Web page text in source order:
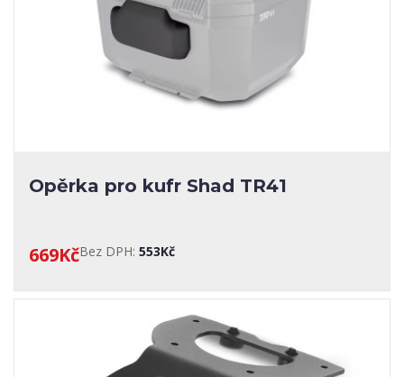
Opěrka pro kufr Shad TR41
669KčBez DPH: 553Kč